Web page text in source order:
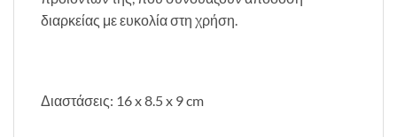
διαρκείας με ευκολία στη χρήση.
Διαστάσεις: 16 x 8.5 x 9 cm